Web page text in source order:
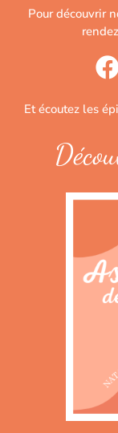
Pour découvrir
Et écoutez les